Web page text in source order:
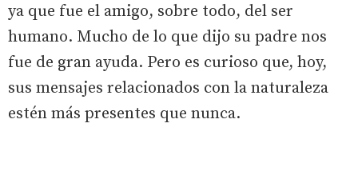
ya que fue el amigo, sobre todo, del ser
humano. Mucho de lo que dijo su padre nos
fue de gran ayuda. Pero es curioso que, hoy,
sus mensajes relacionados con la naturaleza
estén más presentes que nunca.